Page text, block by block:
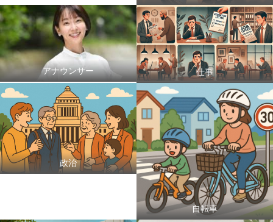
します。
アナウンサー 仕事
政治
自転車